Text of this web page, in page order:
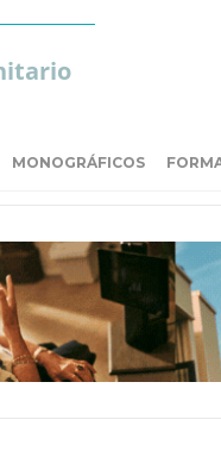
MONOGRÁFICOS